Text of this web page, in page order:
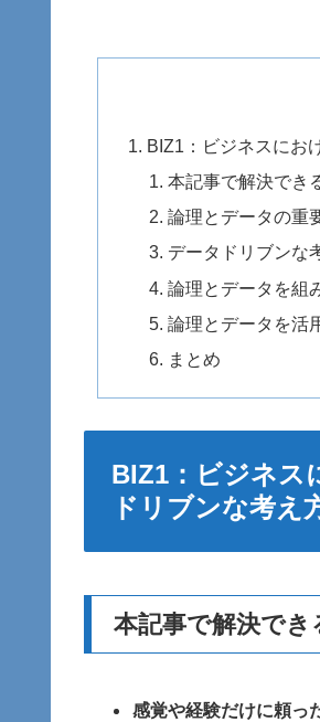
BIZ1：ビジネスにお
本記事で解決でき
論理とデータの重
データドリブンな
論理とデータを組
論理とデータを活
まとめ
BIZ1：ビジネス
ドリブンな考え
本記事で解決でき
感覚や経験だけに頼っ